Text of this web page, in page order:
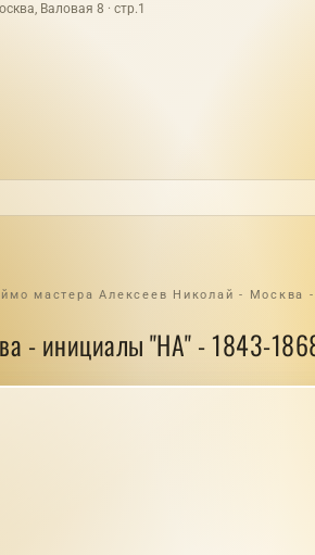
Валовая 8 · стр.1
мастера Алексеев Николай - Москва
- инициалы "НА" - 1843-